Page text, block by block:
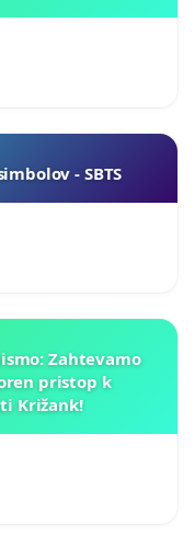
- SBTS
Zahtevamo
pristop k
Križank!